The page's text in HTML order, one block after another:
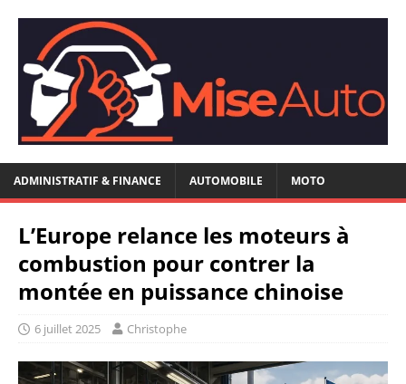
ADMINISTRATIF & FINANCE AUTOMOBILE MOTO
L’Europe relance les moteurs à
combustion pour contrer la
montée en puissance chinoise
6 juillet 2025 Christophe